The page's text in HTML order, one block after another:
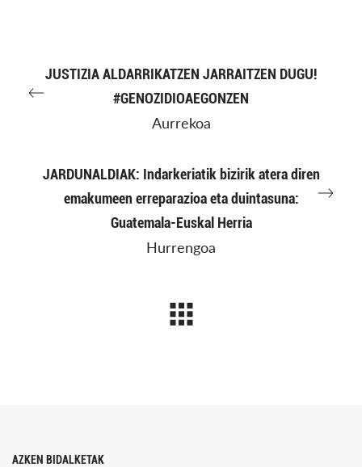
JUSTIZIA ALDARRIKATZEN JARRAITZEN DUGU!
#GENOZIDIOAEGONZEN
Aurrekoa
JARDUNALDIAK: Indarkeriatik bizirik atera diren
emakumeen erreparazioa eta duintasuna:
Guatemala-Euskal Herria
Hurrengoa
AZKEN BIDALKETAK